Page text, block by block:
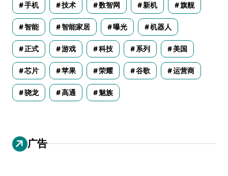
手机 技术 数智网 新机 旗舰
智能 智能家居 曝光 机器人
正式 游戏 科技 系列 美国
芯片 苹果 荣耀 谷歌 运营商
骁龙 高通 魅族
广告